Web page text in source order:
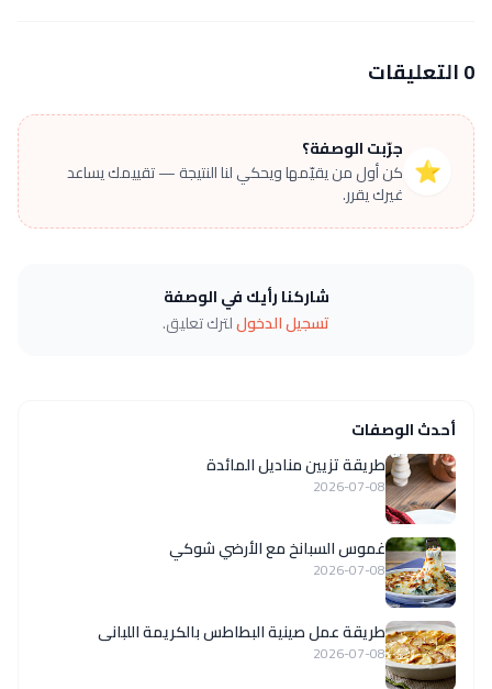
0 التعليقات
⭐
جرّبت الوصفة؟
كن أول من يقيّمها ويحكي لنا النتيجة — تقييمك يساعد
غيرك يقرر.
شاركنا رأيك في الوصفة
تسجيل الدخوللترك تعليق.
أحدث الوصفات
طريقة تزيين مناديل المائدة
2026-07-08
غموس السبانخ مع الأرضي شوكي
2026-07-08
طريقة عمل صينية البطاطس بالكريمة اللبانى
2026-07-08